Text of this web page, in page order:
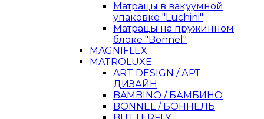
Матрацы в вакуумной
упаковке "Luchini"
Матрацы на пружинном
блоке "Bonnel"
MAGNIFLEX
MATROLUXE
ART DESIGN / АРТ
ДИЗАЙН
BAMBINO / БАМБИНО
BONNEL / БОННЕЛЬ